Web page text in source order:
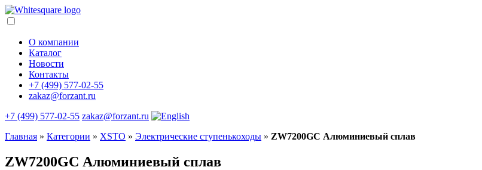
О компании
Каталог
Новости
Контакты
+7 (499) 577-02-55
zakaz@forzant.ru
+7 (499) 577-02-55 zakaz@forzant.ru
Главная » Категории » XSTO » Электрические ступенькоходы » ZW7200GC Алюминиевый сплав
ZW7200GC Алюминиевый сплав